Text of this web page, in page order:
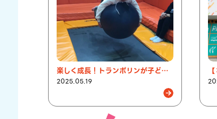
楽しく成長！トランポリンが子どもの発達にもたらす大切な効果
2025.05.19